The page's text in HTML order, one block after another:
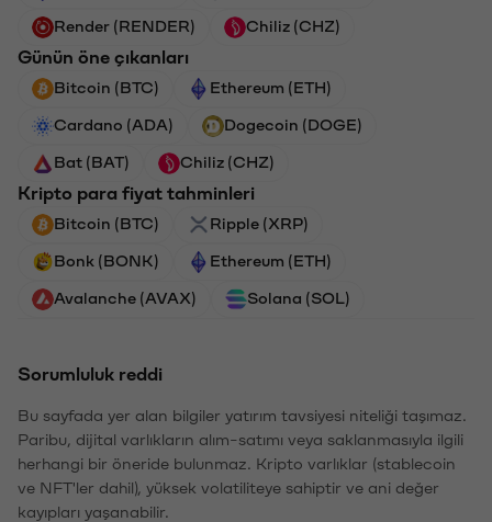
Render (RENDER) Chiliz (CHZ)
Günün öne çıkanları
Bitcoin (BTC) Ethereum (ETH)
Cardano (ADA) Dogecoin (DOGE)
Bat (BAT) Chiliz (CHZ)
Kripto para fiyat tahminleri
Bitcoin (BTC) Ripple (XRP)
Bonk (BONK) Ethereum (ETH)
Avalanche (AVAX) Solana (SOL)
Sorumluluk reddi
Bu sayfada yer alan bilgiler yatırım tavsiyesi niteliği taşımaz.
Paribu, dijital varlıkların alım-satımı veya saklanmasıyla ilgili
herhangi bir öneride bulunmaz. Kripto varlıklar (stablecoin
ve NFT'ler dahil), yüksek volatiliteye sahiptir ve ani değer
kayıpları yaşanabilir.